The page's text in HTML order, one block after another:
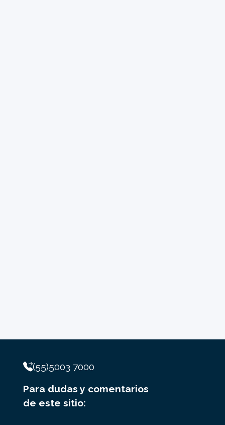
(55)5003 7000
Para dudas y comentarios
de este sitio: